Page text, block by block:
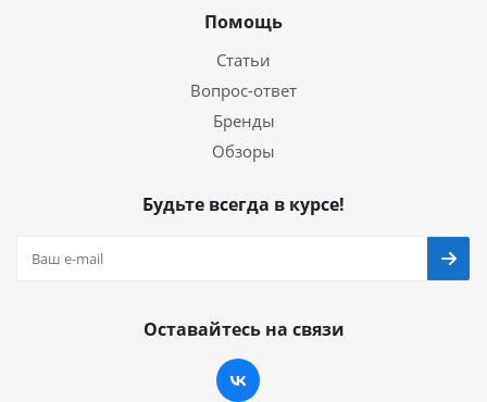
Помощь
Статьи
Вопрос-ответ
Бренды
Обзоры
Будьте всегда в курсе!
Оставайтесь на связи